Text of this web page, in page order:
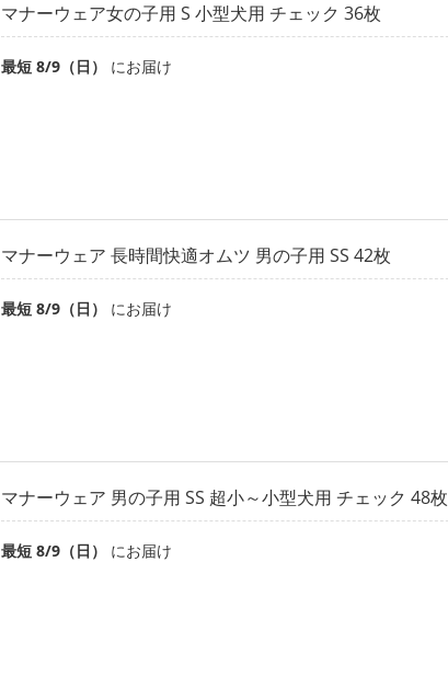
マナーウェア女の子用 S 小型犬用 チェック 36枚
最短 8/9（日） にお届け
マナーウェア 長時間快適オムツ 男の子用 SS 42枚
最短 8/9（日） にお届け
マナーウェア 男の子用 SS 超小～小型犬用 チェック 48枚
最短 8/9（日） にお届け